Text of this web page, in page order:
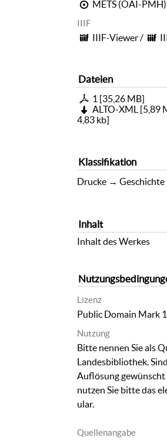
METS (OAI-PMH)
IIIF
IIIF-Viewer/
Dateien
1 [35,26 MB]
ALTO-XML [5,89
4,83 kb]
Klassifikation
Drucke →Geschichte
Inhalt
Inhalt des Werkes
Lizenz
Public Domain Mark
Nutzung
Bitte nennen Sie als
Landesbibliothek.
Auflösung
nutzen Sie bitte das
ular.
Quellenangabe